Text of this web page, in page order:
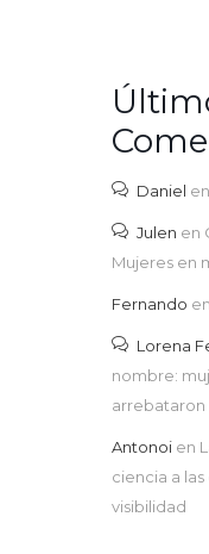
Daniel en
Julen en
Mujeres en
Fernando en
Lorena
nombre:
arrebataron
Antonoi en
ciencia a
visibilidad